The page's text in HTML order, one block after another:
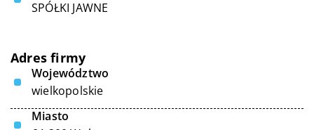
SPÓŁKI JAWNE
Adres firmy
Województwo
wielkopolskie
Miasto